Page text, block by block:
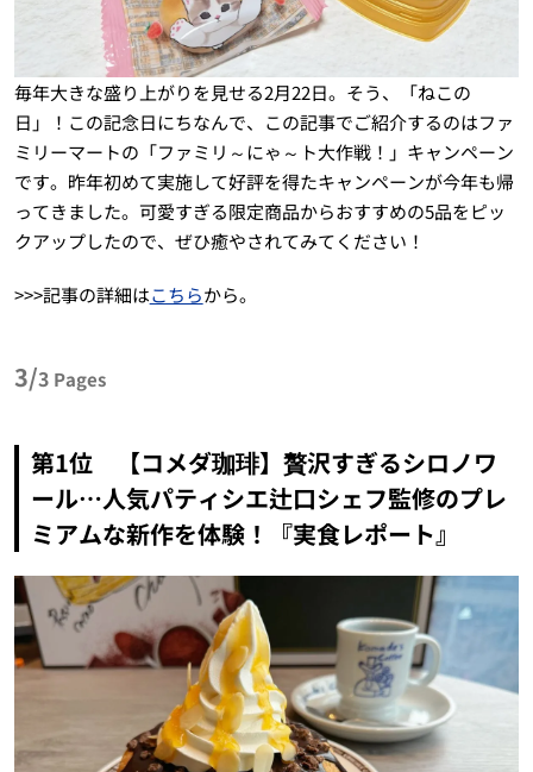
毎年大きな盛り上がりを見せる2月22日。そう、「ねこの
日」！この記念日にちなんで、この記事でご紹介するのはファ
ミリーマートの「ファミリ～にゃ～ト大作戦！」キャンペーン
です。昨年初めて実施して好評を得たキャンペーンが今年も帰
ってきました。可愛すぎる限定商品からおすすめの5品をピッ
クアップしたので、ぜひ癒やされてみてください！
>>>記事の詳細はこちらから。
3/3 Pages
第1位 【コメダ珈琲】贅沢すぎるシロノワ
ール…人気パティシエ辻口シェフ監修のプレ
ミアムな新作を体験！『実食レポート』